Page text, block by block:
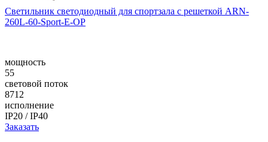
Светильник светодиодный для спортзала с решеткой ARN-
260L-60-Sport-E-ОР
мощность
55
световой поток
8712
исполнение
IP20 / IP40
Заказать